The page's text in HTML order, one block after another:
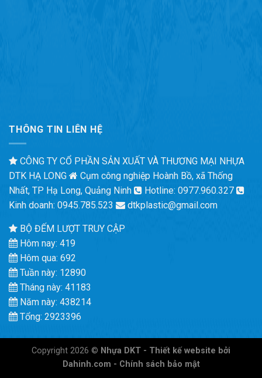
THÔNG TIN LIÊN HỆ
CÔNG TY CỔ PHẦN SẢN XUẤT VÀ THƯƠNG MẠI NHỰA
DTK HẠ LONG
Cụm công nghiệp Hoành Bồ, xã Thống
Nhất, TP Hạ Long, Quảng Ninh
Hotline: 0977.960.327
Kinh doanh: 0945.785.523
dtkplastic@gmail.com
BỘ ĐẾM LƯỢT TRUY CẬP
Hôm nay: 419
Hôm qua: 692
Tuần này: 12890
Tháng này: 41183
Năm này: 438214
Tổng: 2923396
Copyright 2026 © Nhựa DKT - Thiết kế website bởi
Dahinh.com - Chính sách bảo mật